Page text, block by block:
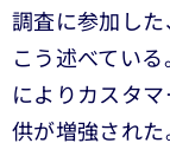
調査に参加し
こう述べてい
によりカスタ
供が増強され